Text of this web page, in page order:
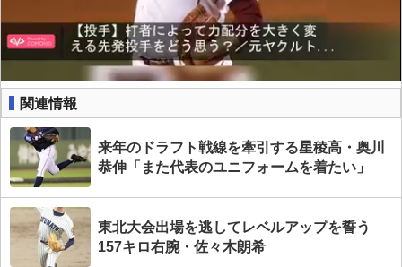
関連情報
来年のドラフト戦線を牽引する星稜高・奥川
恭伸「また代表のユニフォームを着たい」
東北大会出場を逃してレベルアップを誓う
157キロ右腕・佐々木朗希